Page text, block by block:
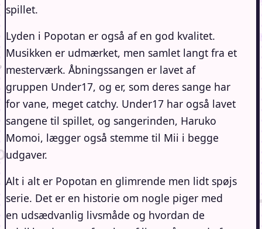
spillet.
Lyden i Popotan er også af en god kvalitet.
Musikken er udmærket, men samlet langt fra et
mesterværk. Åbningssangen er lavet af
gruppen Under17, og er, som deres sange har
for vane, meget catchy. Under17 har også lavet
sangene til spillet, og sangerinden, Haruko
Momoi, lægger også stemme til Mii i begge
udgaver.
Alt i alt er Popotan en glimrende men lidt spøjs
serie. Det er en historie om nogle piger med
en udsædvanlig livsmåde og hvordan de